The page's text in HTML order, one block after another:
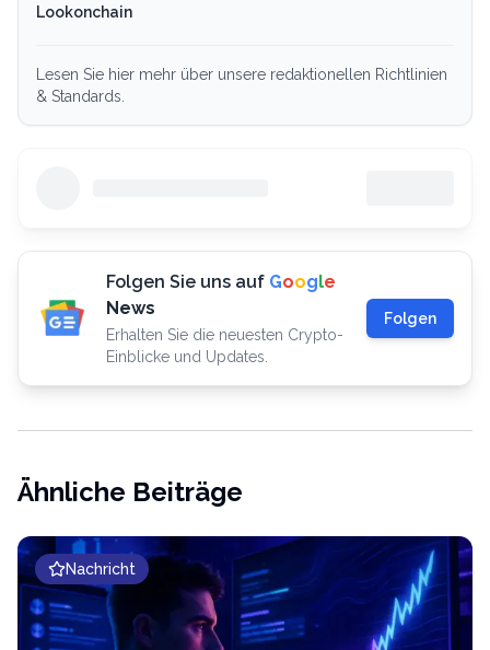
Lookonchain
Lesen Sie hier mehr über unsere redaktionellen Richtlinien
& Standards.
Folgen Sie uns auf Google
News
Erhalten Sie die neuesten Crypto-
Einblicke und Updates.
Folgen
Ähnliche Beiträge
Nachricht